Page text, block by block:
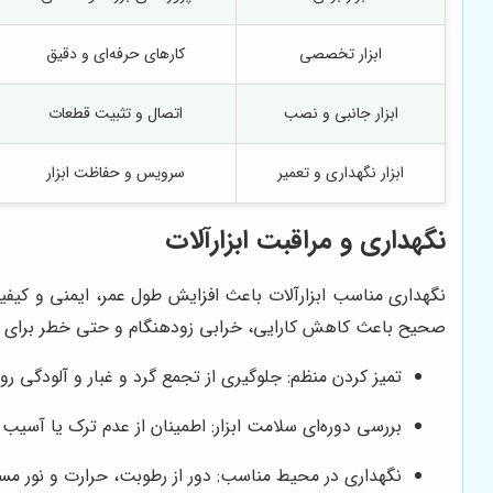
ابزار تخصصی کارهای حرفه‌ای و دقیق
ابزار جانبی و نصب اتصال و تثبیت قطعات
ابزار نگهداری و تعمیر سرویس و حفاظت ابزار
نگهداری و مراقبت ابزارآلات
نگهداری مناسب ابزارآلات باعث افزایش طول عمر، ایمنی
صحیح باعث کاهش کارایی، خرابی زودهنگام و حتی خطر برای
تمیز کردن منظم: جلوگیری از تجمع گرد و غبار و آلودگی
بررسی دوره‌ای سلامت ابزار: اطمینان از عدم ترک یا
نگهداری در محیط مناسب: دور از رطوبت، حرارت و نور